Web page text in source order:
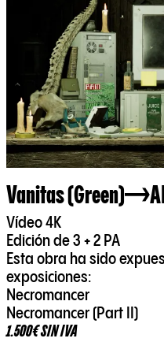
Vanitas (Green)
Vídeo 4K
Edición de 3 + 2 PA
Esta obra ha sido
exposiciones:
Necromancer
Necromancer (Part II)
1.500€ SIN IVA